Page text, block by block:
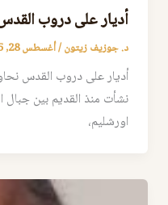
أديار على دروب
د. جوزيف زيتون/أغسطس 28, 2025
أديار على دروب القدس
نشأت منذ القديم بين جبال
اورشليم،